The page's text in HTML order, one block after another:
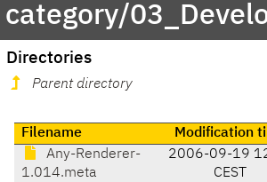
category/
Directories
Parent directory
Filename Modification
Any-Renderer-
1.014.meta
2006-09-19
CEST